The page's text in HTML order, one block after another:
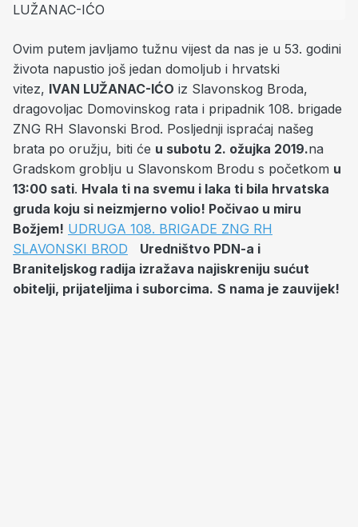
Ovim putem javljamo tužnu vijest da nas je u 53. godini
života napustio još jedan domoljub i hrvatski
vitez, IVAN LUŽANAC-IĆO iz Slavonskog Broda,
dragovoljac Domovinskog rata i pripadnik 108. brigade
ZNG RH Slavonski Brod. Posljednji ispraćaj našeg
brata po oružju, biti će u subotu 2. ožujka 2019.na
Gradskom groblju u Slavonskom Brodu s početkom u
13:00 sati. Hvala ti na svemu i laka ti bila hrvatska
gruda koju si neizmjerno volio! Počivao u miru
Božjem! UDRUGA 108. BRIGADE ZNG RH
SLAVONSKI BROD
Uredništvo PDN-a i
Braniteljskog radija izražava najiskreniju sućut
obitelji, prijateljima i suborcima. S nama je zauvijek!